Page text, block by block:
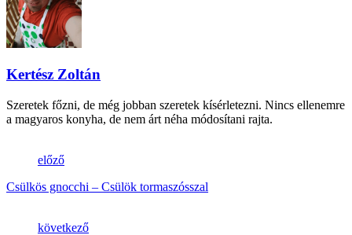
Kertész Zoltán
Szeretek főzni, de még jobban szeretek kísérletezni. Nincs ellenemre
a magyaros konyha, de nem árt néha módosítani rajta.
előző
Csülkös gnocchi – Csülök tormaszósszal
következő